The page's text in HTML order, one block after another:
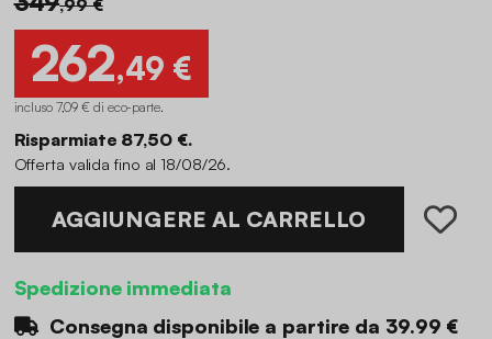
262,49 €
incluso 7,09 € di eco-parte.
Risparmiate 87,50 €.
Offerta valida fino al 18/08/26.
AGGIUNGERE AL CARRELLO
Spedizione immediata
Consegna disponibile a partire da 39.99 €